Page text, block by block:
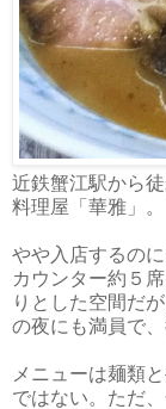
近鉄蟹江駅から
料理屋「華雅」。
やや入店するの
カウンター約５
りとした空間だ
の夜にも満員で
メニューは麺類
ではない。ただ